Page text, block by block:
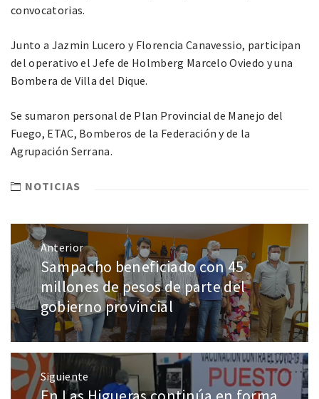
convocatorias.
Junto a Jazmin Lucero y Florencia Canavessio, participan
del operativo el Jefe de Holmberg Marcelo Oviedo y una
Bombera de Villa del Dique.
Se sumaron personal de Plan Provincial de Manejo del
Fuego, ETAC, Bomberos de la Federación y de la
Agrupación Serrana.
NOTICIAS
Anterior
Sampacho beneficiado con 45
millones de pesos de parte del
gobierno provincial
Siguiente